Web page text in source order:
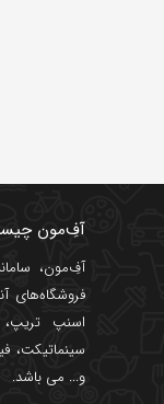
آفِ‌مون
آفِ‌مون،
فروشگاه‌های
اسنپ تریپ،
سینماتیکت،
و... می باشد.